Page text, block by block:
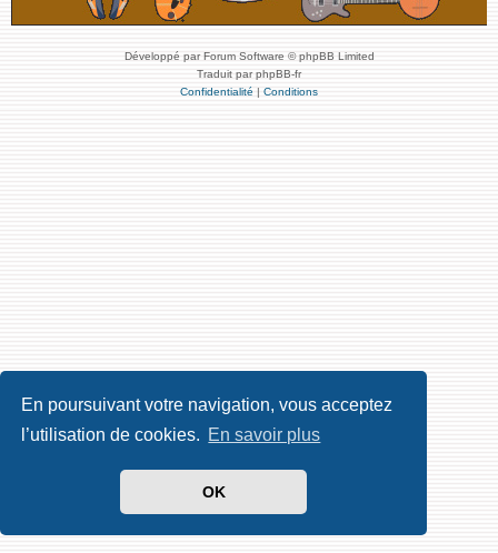
En poursuivant votre navigation, vous acceptez
l’utilisation de cookies. En savoir plus
OK
Développé par Forum Software © phpBB Limited
Traduit par phpBB-fr
Confidentialité | Conditions